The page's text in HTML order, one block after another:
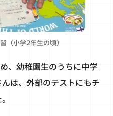
（小学2年生の頃）
、幼稚園生のうちに中学
は、外部のテストにもチ